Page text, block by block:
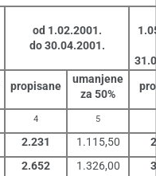
od 1.02.2001.
do 30.04.2001.
propisane
umanjene
za 50%
4 5
2.231 1.115,50
2.652 1.326,00